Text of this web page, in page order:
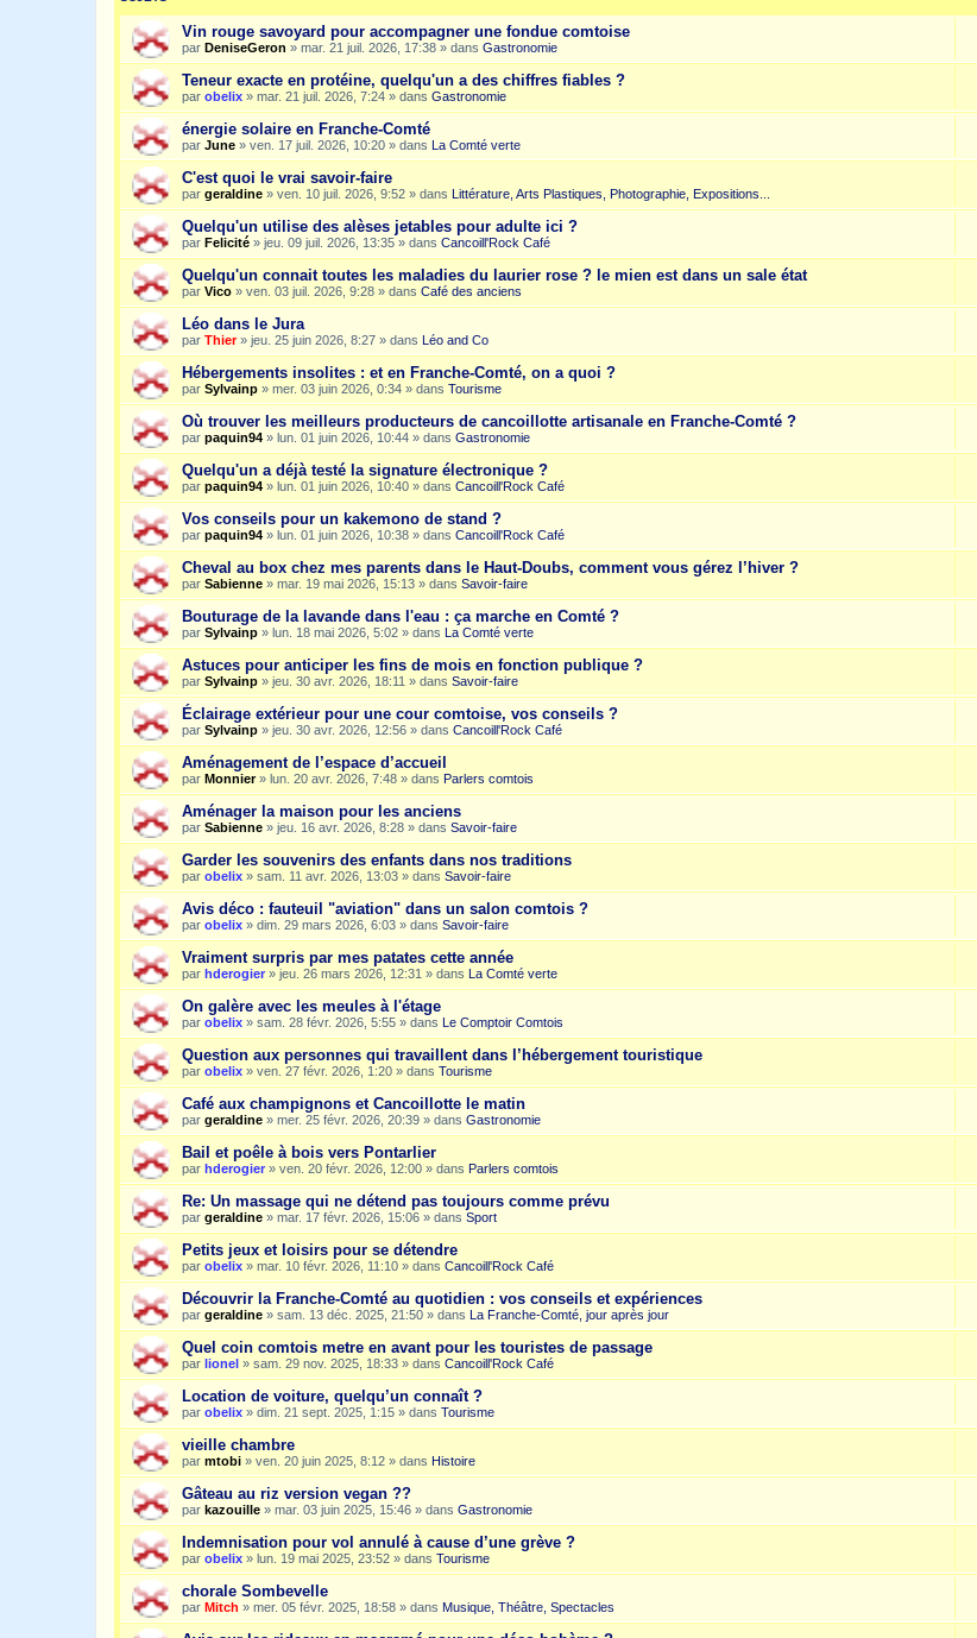
Vin rouge savoyard pour accompagner une fondue comtoise
par DeniseGeron » mar. 21 juil. 2026, 17:38 » dans Gastronomie
Teneur exacte en protéine, quelqu'un a des chiffres fiables ?
par obelix » mar. 21 juil. 2026, 7:24 » dans Gastronomie
énergie solaire en Franche-Comté
par June » ven. 17 juil. 2026, 10:20 » dans La Comté verte
C'est quoi le vrai savoir-faire
par geraldine » ven. 10 juil. 2026, 9:52 » dans Littérature, Arts Plastiques, Photographie, Expositions...
Quelqu'un utilise des alèses jetables pour adulte ici ?
par Felicité » jeu. 09 juil. 2026, 13:35 » dans Cancoill'Rock Café
Quelqu'un connait toutes les maladies du laurier rose ? le mien est dans un sale état
par Vico » ven. 03 juil. 2026, 9:28 » dans Café des anciens
Léo dans le Jura
par Thier» jeu. 25 juin 2026, 8:27 » dans Léo and Co
Hébergements insolites : et en Franche-Comté, on a quoi ?
par Sylvainp » mer. 03 juin 2026, 0:34 » dans Tourisme
Où trouver les meilleurs producteurs de cancoillotte artisanale en Franche-Comté ?
par paquin94 » lun. 01 juin 2026, 10:44 » dans Gastronomie
Quelqu'un a déjà testé la signature électronique ?
par paquin94 » lun. 01 juin 2026, 10:40 » dans Cancoill'Rock Café
Vos conseils pour un kakemono de stand ?
par paquin94 » lun. 01 juin 2026, 10:38 » dans Cancoill'Rock Café
Cheval au box chez mes parents dans le Haut-Doubs, comment vous gérez l’hiver ?
par Sabienne » mar. 19 mai 2026, 15:13 » dans Savoir-faire
Bouturage de la lavande dans l'eau : ça marche en Comté ?
par Sylvainp » lun. 18 mai 2026, 5:02 » dans La Comté verte
Astuces pour anticiper les fins de mois en fonction publique ?
par Sylvainp » jeu. 30 avr. 2026, 18:11 » dans Savoir-faire
Éclairage extérieur pour une cour comtoise, vos conseils ?
par Sylvainp » jeu. 30 avr. 2026, 12:56 » dans Cancoill'Rock Café
Aménagement de l’espace d’accueil
par Monnier» lun. 20 avr. 2026, 7:48 » dans Parlers comtois
Aménager la maison pour les anciens
par Sabienne » jeu. 16 avr. 2026, 8:28 » dans Savoir-faire
Garder les souvenirs des enfants dans nos traditions
par obelix » sam. 11 avr. 2026, 13:03 » dans Savoir-faire
Avis déco : fauteuil "aviation" dans un salon comtois ?
par obelix » dim. 29 mars 2026, 6:03 » dans Savoir-faire
Vraiment surpris par mes patates cette année
par hderogier » jeu. 26 mars 2026, 12:31 » dans La Comté verte
On galère avec les meules à l'étage
par obelix » sam. 28 févr. 2026, 5:55 » dans Le Comptoir Comtois
Question aux personnes qui travaillent dans l’hébergement touristique
par obelix » ven. 27 févr. 2026, 1:20 » dans Tourisme
Café aux champignons et Cancoillotte le matin
par geraldine » mer. 25 févr. 2026, 20:39 » dans Gastronomie
Bail et poêle à bois vers Pontarlier
par hderogier » ven. 20 févr. 2026, 12:00 » dans Parlers comtois
Re: Un massage qui ne détend pas toujours comme prévu
par geraldine » mar. 17 févr. 2026, 15:06 » dans Sport
Petits jeux et loisirs pour se détendre
par obelix » mar. 10 févr. 2026, 11:10 » dans Cancoill'Rock Café
Découvrir la Franche-Comté au quotidien : vos conseils et expériences
par geraldine » sam. 13 déc. 2025, 21:50 » dans La Franche-Comté, jour après jour
Quel coin comtois metre en avant pour les touristes de passage
par lionel » sam. 29 nov. 2025, 18:33 » dans Cancoill'Rock Café
Location de voiture, quelqu’un connaît ?
par obelix » dim. 21 sept. 2025, 1:15 » dans Tourisme
vieille chambre
par mtobi » ven. 20 juin 2025, 8:12 » dans Histoire
Gâteau au riz version vegan ??
par kazouille » mar. 03 juin 2025, 15:46 » dans Gastronomie
Indemnisation pour vol annulé à cause d’une grève ?
par obelix » lun. 19 mai 2025, 23:52 » dans Tourisme
chorale Sombevelle
par Mitch » mer. 05 févr. 2025, 18:58 » dans Musique, Théâtre, Spectacles